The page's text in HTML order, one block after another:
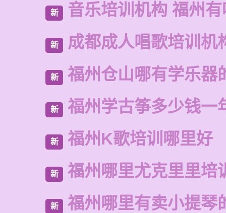
新 音乐培训机构 福州
新 成都成人唱歌培训机
新 福州仓山哪有学乐器
新 福州学古筝多少钱一
新 福州K歌培训哪里好
新 福州哪里尤克里里培
新 福州哪里有卖小提琴